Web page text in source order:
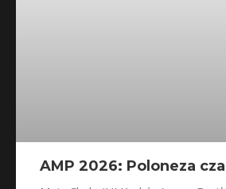
AMP 2026: Poloneza